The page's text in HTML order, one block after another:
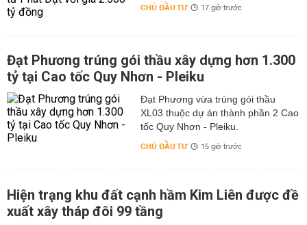
CHỦ ĐẦU TƯ 17 giờ trước
Đạt Phương trúng gói thầu xây dựng hơn 1.300
tỷ tại Cao tốc Quy Nhơn - Pleiku
Đạt Phương vừa trúng gói thầu
XL03 thuộc dự án thành phần 2 Cao
tốc Quy Nhơn - Pleiku.
CHỦ ĐẦU TƯ 15 giờ trước
Hiện trạng khu đất cạnh hầm Kim Liên được đề
xuất xây tháp đôi 99 tầng